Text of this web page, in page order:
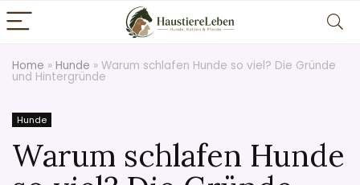
Home » Hunde » Warum schlafen Hunde so viel? Die Gründe
und Hintergründe
Hunde
Warum schlafen Hunde